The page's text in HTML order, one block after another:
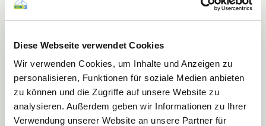
Diese Webseite verwendet Cookies
Wir verwenden Cookies, um Inhalte und Anzeigen zu
personalisieren, Funktionen für soziale Medien anbieten
zu können und die Zugriffe auf unsere Website zu
analysieren. Außerdem geben wir Informationen zu Ihrer
Verwendung unserer Website an unsere Partner für
Zu diesem Zweck betreiben wir in Rumänien zwei Lager mit Kapazitäten
Endverbraucher in allen Belangen der Entsorgung und Verwertung von
Abfällen.
Weitere Informationen erhalten Sie auf der rumänischen